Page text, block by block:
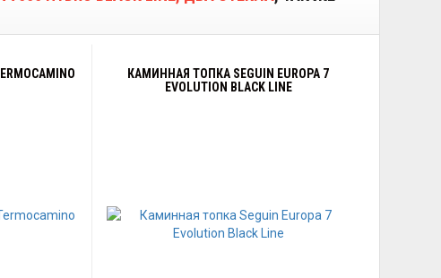
КАМИННАЯ ТОПКА SEGUIN EUROPA 7
EVOLUTION BLACK LINE